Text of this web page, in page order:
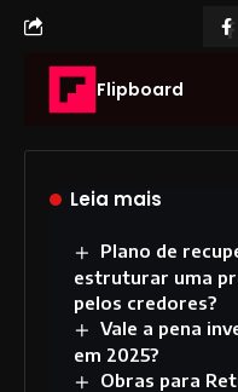
Flipboard
Leia mais
Plano de
estruturar uma
pelos credores?
Vale a pena
em 2025?
Obras para